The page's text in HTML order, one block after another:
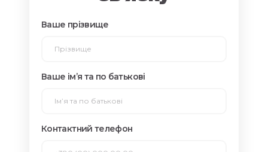
Ваше прізвище
Ваше імʼя та по батькові
Контактний телефон